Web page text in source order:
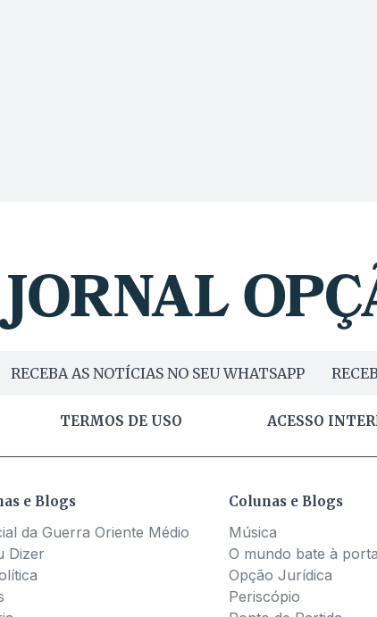
RECEBA AS NOTÍCIAS NO SEU WHATSAPP
TERMOS DE USO ACESSO
e Blogs
da Guerra Oriente Médio
Dizer
Colunas e Blogs
Música
O mundo bate à porta
Opção Jurídica
Periscópio